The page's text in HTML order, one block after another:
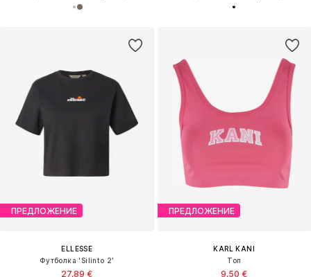
ПРЕДЛОЖЕНИЕ
ELLESSE
Футболка 'Silinto 2'
27,89 €
ПРЕДЛОЖЕНИЕ
KARL KANI
Топ
9,50 €